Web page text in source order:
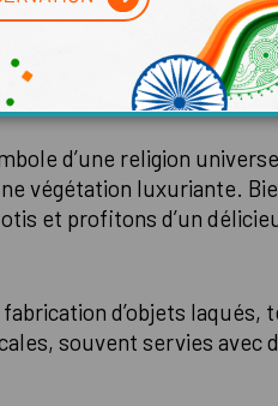
grenier à riz » du
zen et aguerris,
d’une religion
végétation luxuriante.
et profitons d’un
d’objets
souvent servies avec